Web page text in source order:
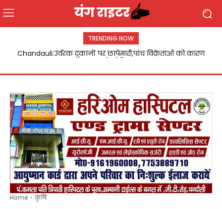
TRENDING NOW
Chandauli:उर्वरक दुकानों पर छापेमारी,पांच विक्रेताओं को कारण
Home कृषि